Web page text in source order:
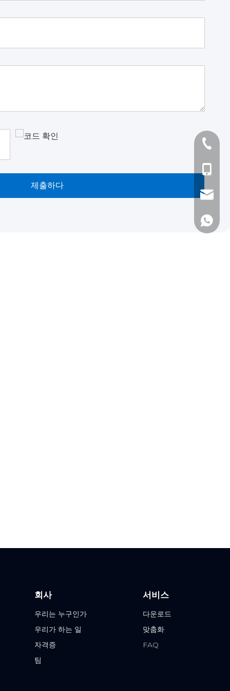
제출하다
+86-
+86-
회사
우리는 누구인가
우리가 하는 일
자격증
팀
서비스
다운로드
맞춤화
FAQ